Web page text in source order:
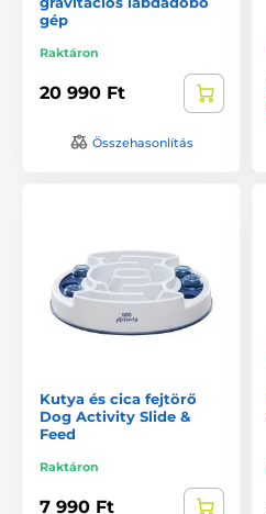
gép
Raktáron
20 990 Ft
Összehasonlítás
Kutya és cica fejtörő
Dog Activity Slide &
Feed
Raktáron
7 990 Ft